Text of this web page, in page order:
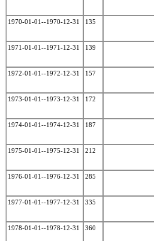
1970-01-01--1970-12-31 135
1971-01-01--1971-12-31 139
1972-01-01--1972-12-31 157
1973-01-01--1973-12-31 172
1974-01-01--1974-12-31 187
1975-01-01--1975-12-31 212
1976-01-01--1976-12-31 285
1977-01-01--1977-12-31 335
1978-01-01--1978-12-31 360